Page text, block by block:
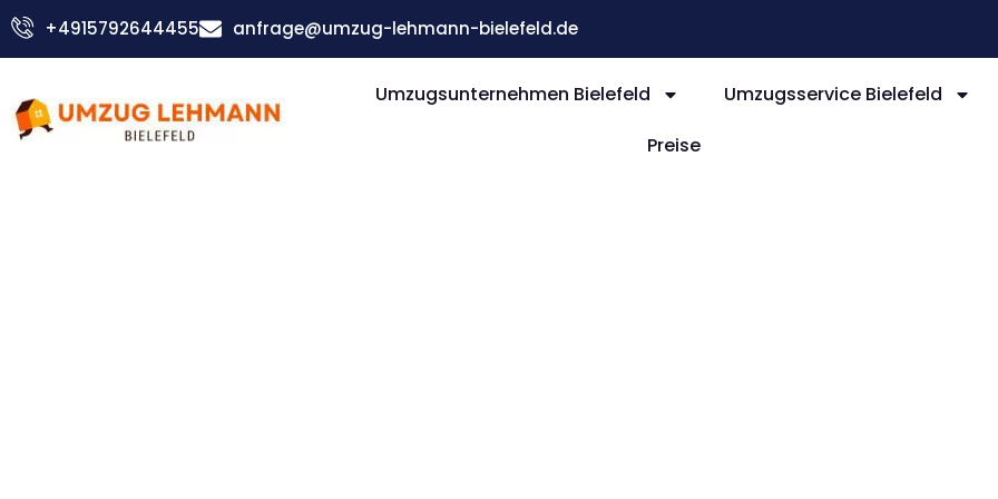
Zum
Inhalt
+4915792644455 anfrage@umzug-lehmann-bielefeld.de
Umzugsunternehmen Bielefeld
Umzugsservice Bielefeld
Preise